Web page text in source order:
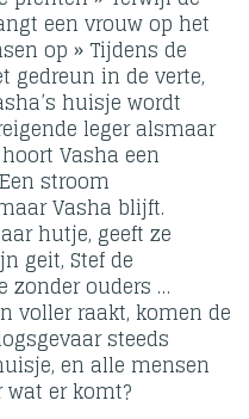
een vrouw op het
op » Tijdens de
gedreun in de verte,
huisje wordt
leger alsmaar
Vasha een
stroom
Vasha blijft.
hutje, geeft ze
geit, Stef de
zonder ouders …
voller raakt, komen de
steeds
en alle mensen
er komt?